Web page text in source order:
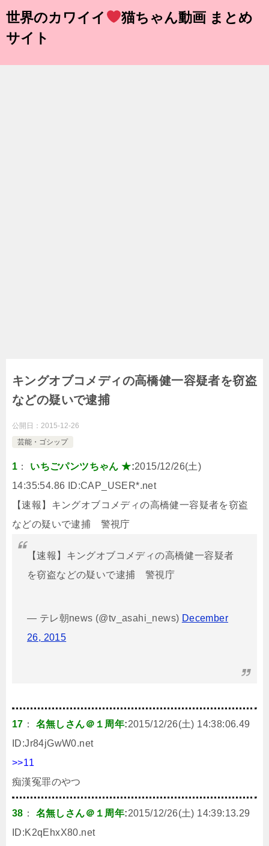
世界のカワイイ
猫ちゃん動画 まとめ
サイト
キングオブコメディの高橋健一容疑者を窃盗
などの疑いで逮捕
公開日： 2015-12-26
芸能・ゴシップ
1 ： いちごパンツちゃん ★:2015/12/26(土)
14:35:54.86 ID:CAP_USER*.net
【速報】キングオブコメディの高橋健一容疑者を窃盗
などの疑いで逮捕 警視庁
【速報】キングオブコメディの高橋健一容疑者
を窃盗などの疑いで逮捕 警視庁
— テレ朝news (@tv_asahi_news) December
26, 2015
17 ： 名無しさん＠１周年:2015/12/26(土) 14:38:06.49
ID:Jr84jGwW0.net
>>11
痴漢冤罪のやつ
38 ： 名無しさん＠１周年:2015/12/26(土) 14:39:13.29
ID:K2qEhxX80.net